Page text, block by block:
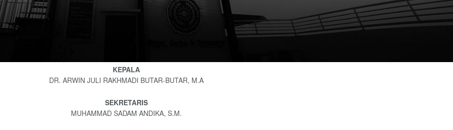
KEPALA
DR. ARWIN JULI RAKHMADI BUTAR-BUTAR, M.A
SEKRETARIS
MUHAMMAD SADAM ANDIKA, S.M.